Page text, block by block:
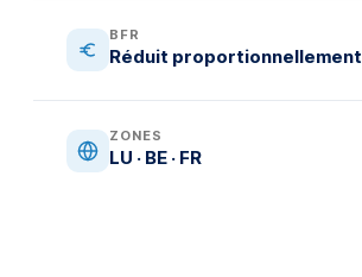
BFR
Réduit proportionnellement
ZONES
LU · BE · FR